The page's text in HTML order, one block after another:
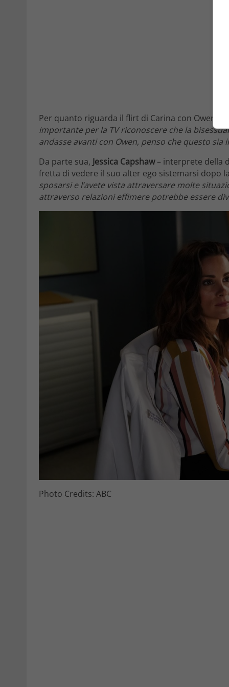
Per quanto riguarda il flirt di Carina con Owen, la
importante per la TV riconoscere che la
andasse avanti con Owen, penso che questo
Da parte sua, Jessica Capshaw– interprete della
fretta di vedere il suo alter ego sistemarsi dopo
sposarsi e l’avete vista attraversare molte
attraverso relazioni effimere potrebbe essere
Photo Credits: ABC